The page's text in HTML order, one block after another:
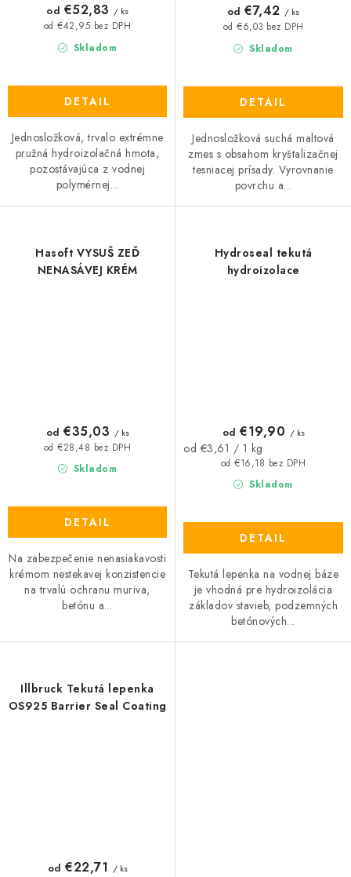
Skladom
od €42,95 bez DPH
od €52,83 / ks
DETAIL
Jednosložková, trvalo extrémne
pružná hydroizolačná hmota,
pozostávajúca z vodnej
polymérnej...
Skladom
od €6,03 bez DPH
od €7,42 / ks
DETAIL
Jednosložková suchá maltová
zmes s obsahom kryštalizačnej
tesniacej prísady. Vyrovnanie
povrchu a...
Hasoft VYSUŠ ZEĎ
NENASÁVEJ KRÉM
Skladom
od €28,48 bez DPH
od €35,03 / ks
DETAIL
Na zabezpečenie nenasiakavosti
krémom nestekavej konzistencie
na trvalú ochranu muriva,
betónu a...
Hydroseal tekutá
hydroizolace
Skladom
od €16,18 bez DPH
od €19,90 / ks
Jednotková
od €3,61 / 1 kg
DETAIL
Tekutá lepenka na vodnej báze
je vhodná pre hydroizolácia
základov stavieb, podzemných
betónových...
Illbruck Tekutá lepenka
OS925 Barrier Seal Coating
od €22,71 / ks